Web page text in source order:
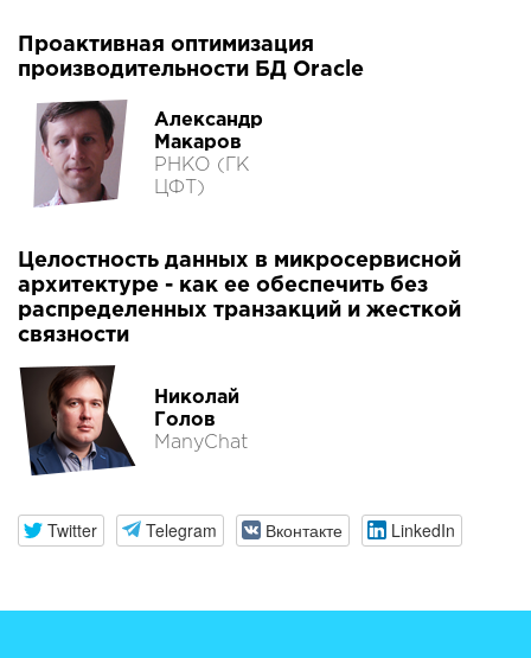
Проактивная оптимизация
производительности БД Oracle
Александр
Макаров
РНКО (ГК
ЦФТ)
Целостность данных в микросервисной
архитектуре - как ее обеспечить без
распределенных транзакций и жесткой
связности
Николай
Голов
ManyChat
Twitter Telegram Вконтакте LinkedIn